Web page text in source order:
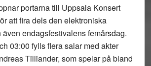
portarna till Uppsala Konsert
att fira dels den elektroniska
även endagsfestivalens femårsdag.
03:00 fylls flera salar med akter
Tilliander, som spelar på bland